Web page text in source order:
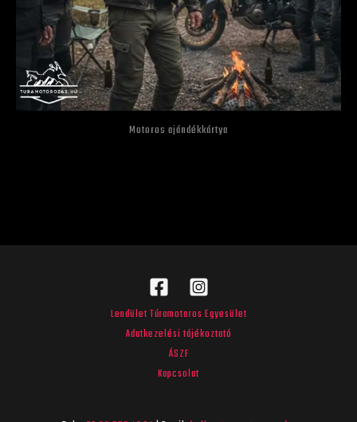
Motoros ajándékkártya
Lendület Túramotoros Egyesület
Adatkezelési tájékoztató
ÁSZF
Kapcsolat